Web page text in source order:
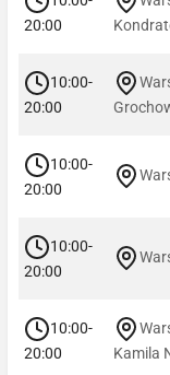
20:00
10:00-
20:00
10:00-
20:00
10:00-
20:00
10:00-
20:00
Kamila